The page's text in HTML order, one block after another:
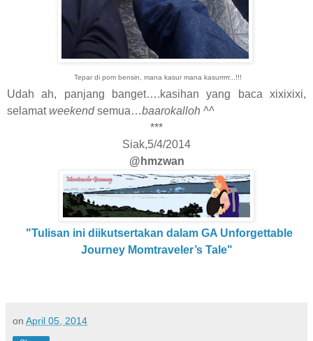
Tepar di pom bensin, mana kasur mana kasurrrrr...!!!
Udah ah, panjang banget….kasihan yang baca xixixixi,
selamatweekendsemua…baarokalloh ^^
***
Siak,5/4/2014
@hmzwan
"Tulisan ini diikutsertakan dalam GA Unforgettable
Journey Momtraveler’s Tale"
on April 05, 2014